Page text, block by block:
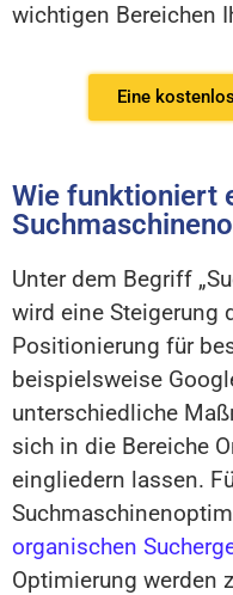
wichtigen Bereichen
Eine
Wie funktioniert
Unter dem Begriff
wird eine Steigerung
Positionierung für
beispielsweise
unterschiedliche
sich in die Bereiche
eingliedern lassen.
organischen
Optimierung werden